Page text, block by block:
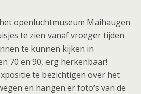
openluchtmuseum Maihaugen
te zien vanaf vroeger tijden
te kunnen kijken in
70 en 90, erg herkenbaar!
te bezichtigen over het
en hangen er foto’s van de